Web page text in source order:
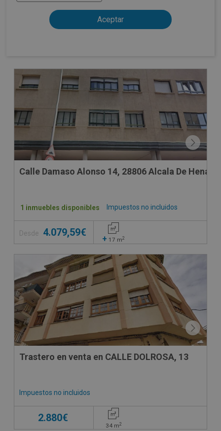
Calle Damaso Alonso 14, 28806 Alcala De
Impuestos no incluidos
1 inmuebles disponibles
Desde 4.079,59€
+ 17 m2
Trastero en venta en CALLE DOLROSA, 13
Impuestos no incluidos
2.880€
34 m2